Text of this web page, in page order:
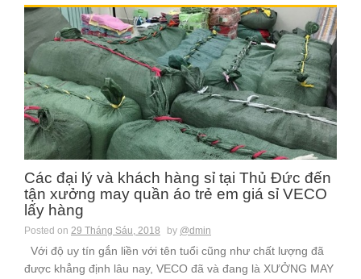
Các đại lý và khách hàng sỉ tại Thủ Đức đến
tận xưởng may quần áo trẻ em giá sỉ VECO
lấy hàng
Posted on 29 Tháng Sáu, 2018 by @dmin
Với độ uy tín gắn liền với tên tuổi cũng như chất lượng đã
được khẳng định lâu nay, VECO đã và đang là XƯỞNG MAY